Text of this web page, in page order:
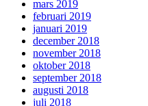
mars 2019
februari 2019
januari 2019
december 2018
november 2018
oktober 2018
september 2018
augusti 2018
juli 2018